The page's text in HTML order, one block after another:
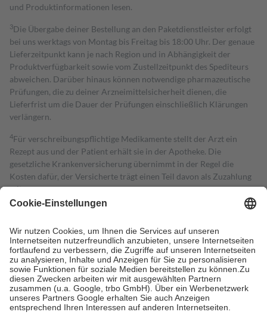
und Produktinformationen lesen.
3Die Übergabe deiner Bestellung an den Paketdienstleister erfolgt
bei uns werktags von Montag bis Freitag bis 18:00 Uhr. Der genaue
Lieferzeitpunkt kann je nach Region und in Abhängigkeit der
Produktverfügbarkeit sowie vom Zustellzeitpunkt des Spediteurs
abweichen. Darüber hinaus können notwendige pharmazeutische
Prüfungen, die zu deiner Arzneimittelsicherheit dienen, die
Lieferfrist um die Dauer der Prüfungen einschließlich Klärungen
verlängern.
4Für verschreibungspflichtige Medikamente stellt der Arzt ein
Rezept aus und der Patient erhält sie in der Apotheke. Die
gesetzliche Krankenversicherung übernimmt in der Regel die
Kosten dafür, der Versicherte trägt einen Teil davon als Zuzahlung
mit.
Grundsätzlich leisten Mitglieder Zuzahlungen in Höhe von zehn
höchstens zehn Euro.
Es sind jedoch nie mehr als die tatsächlichen
Kosten der Leistung zu entrichten.
Diese Regeln gelten grundsätzlich auch für Online-Apotheken.
Bei Heilmitteln und häuslicher Krankenpflege beträgt die
Zuzahlung zehn Prozent der Kosten sowie zehn Euro je
Verordnung.
Um das Engagement der Versicherten für ihre eigene Gesundheit zu
stärken und die besondere Stellung der Familie zu unterstützen,